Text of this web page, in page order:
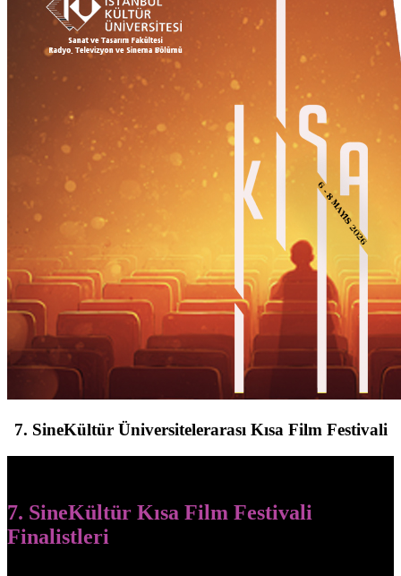
7. SineKültür Üniversitelerarası Kısa Film Festivali
7. SineKültür Kısa Film Festivali
Finalistleri